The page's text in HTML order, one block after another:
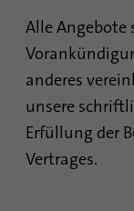
Alle
anderes
unsere
Erfüllung der
Vertrages.
Laufzeit
Laufzeit
Zweck